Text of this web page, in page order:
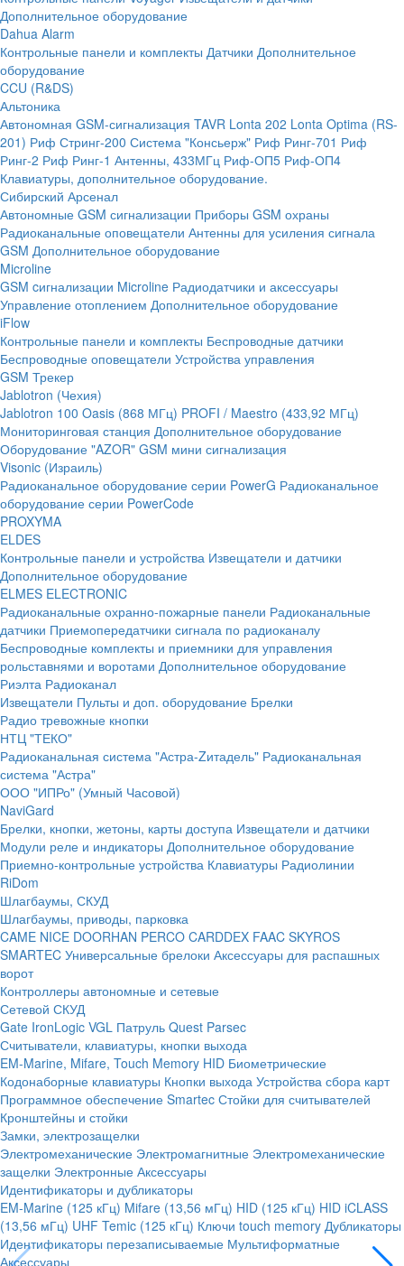
Дополнительное оборудование
Dahua Alarm
Контрольные панели и комплекты Датчики Дополнительное
оборудование
CCU (R&DS)
Альтоника
Автономная GSM-сигнализация TAVR Lonta 202 Lonta Optima (RS-
201) Риф Стринг-200 Система "Консьерж" Риф Ринг-701 Риф
Ринг-2 Риф Ринг-1 Антенны, 433МГц Риф-ОП5 Риф-ОП4
Клавиатуры, дополнительное оборудование.
Сибирский Арсенал
Автономные GSM сигнализации Приборы GSM охраны
Радиоканальные оповещатели Антенны для усиления сигнала
GSM Дополнительное оборудование
Microline
GSM cигнализации Microline Радиодатчики и аксессуары
Управление отоплением Дополнительное оборудование
iFlow
Контрольные панели и комплекты Беспроводные датчики
Беспроводные оповещатели Устройства управления
GSM Трекер
Jablotron (Чехия)
Jablotron 100 Oasis (868 МГц) PROFI / Maestro (433,92 МГц)
Мониторинговая станция Дополнительное оборудование
Оборудование "AZOR" GSM мини сигнализация
Visonic (Израиль)
Радиоканальное оборудование серии PowerG Радиоканальное
оборудование серии PowerCode
PROXYMA
ELDES
Контрольные панели и устройства Извещатели и датчики
Дополнительное оборудование
ELMES ELECTRONIC
Радиоканальные охранно-пожарные панели Радиоканальные
датчики Приемопередатчики сигнала по радиоканалу
Беспроводные комплекты и приемники для управления
рольставнями и воротами Дополнительное оборудование
Риэлта Радиоканал
Извещатели Пульты и доп. оборудование Брелки
Радио тревожные кнопки
НТЦ "ТЕКО"
Радиоканальная система "Астра-Zитадель" Радиоканальная
система "Астра"
ООО "ИПРо" (Умный Часовой)
NaviGard
Брелки, кнопки, жетоны, карты доступа Извещатели и датчики
Модули реле и индикаторы Дополнительное оборудование
Приемно-контрольные устройства Клавиатуры Радиолинии
RiDom
Шлагбаумы, СКУД
Шлагбаумы, приводы, парковка
CAME NICE DOORHAN PERCO CARDDEX FAAC SKYROS
SMARTEC Универсальные брелоки Аксессуары для распашных
ворот
Контроллеры автономные и сетевые
Сетевой СКУД
Gate IronLogic VGL Патруль Quest Parsec
Считыватели, клавиатуры, кнопки выхода
EM-Marine, Mifare, Touch Memory HID Биометрические
Кодонаборные клавиатуры Кнопки выхода Устройства сбора карт
Программное обеспечение Smartec Стойки для считывателей
Кронштейны и стойки
Замки, электрозащелки
Электромеханические Электромагнитные Электромеханические
защелки Электронные Аксессуары
Идентификаторы и дубликаторы
EM-Marine (125 кГц) Mifare (13,56 мГц) HID (125 кГц) HID iCLASS
(13,56 мГц) UHF Temic (125 кГц) Ключи touch memory Дубликаторы
Идентификаторы перезаписываемые Мультиформатные
Аксессуары